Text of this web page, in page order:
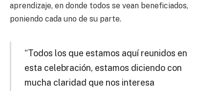
aprendizaje, en donde todos se vean beneficiados,
poniendo cada uno de su parte.
“Todos los que estamos aquí reunidos en
esta celebración, estamos diciendo con
mucha claridad que nos interesa